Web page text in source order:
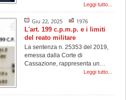
Leggi tutto...
Giu 22, 2025
1976
L'art. 199 c.p.m.p. e i limiti
del reato militare
La sentenza n. 25353 del 2019,
emessa dalla Corte di
Cassazione, rappresenta un…
Leggi tutto...